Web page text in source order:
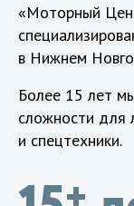
«Моторный
в Нижнем
Более 15 лет
сложности для
и спецтехники.